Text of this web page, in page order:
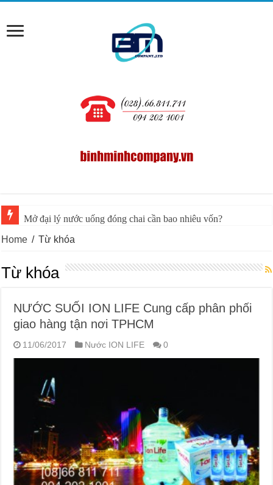
Mở đại lý nước uống đóng chai cần bao nhiêu vốn?
Home / Từ khóa
Từ khóa
NƯỚC SUỐI ION LIFE Cung cấp phân phối
giao hàng tận nơi TPHCM
11/06/2017 Nước ION LIFE 0